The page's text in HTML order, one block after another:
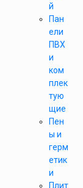
й
Пан
ели
ПВХ
и
ком
плек
тую
щие
Пен
ы и
герм
етик
и
Плит